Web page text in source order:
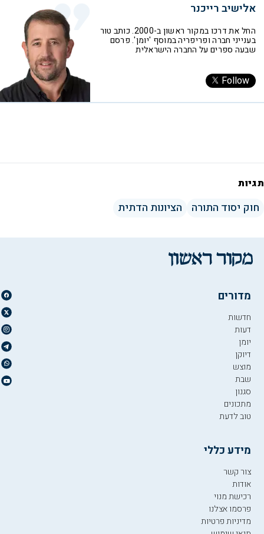
אלישיב רייכנר
החל את דרכו במקור ראשון ב-2000. כותב טור
בענייני חברה ופריפריה במוסף 'יומן'. פרסם
שבעה ספרים על החברה הישראלית
Follow
תגיות
חוק יסוד התורה הציונות הדתית
מדורים
חדשות
דעות
יומן
דיוקן
מוצש
שבת
סגנון
מתכונים
טוב לדעת
מידע כללי
צור קשר
אודות
רכישת מנוי
פרסמו אצלנו
מדיניות פרטיות